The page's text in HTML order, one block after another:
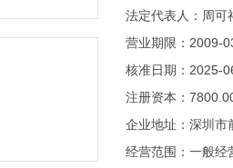
法定代表人： 周可
营业期限： 2009-
核准日期： 2025-
注册资本：
企业地址： 深圳市
经营范围： 一般经